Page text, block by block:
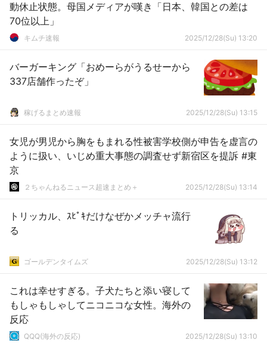
動休止状態。母国メディアが嘆き「日本、韓国との差は
70位以上」
キムチ速報 2025/12/28(Su) 13:20
バーガーキング「おめーらがうるせーから
337店舗作ったぞ」
稼げるまとめ速報 2025/12/28(Su) 13:15
女児が男児から胸をもまれる性被害学校側が申告を虚言の
ように扱い、いじめ重大事態の調査せず新宿区を提訴 #東
京
２ちゃんねるニュース超速まとめ＋ 2025/12/28(Su) 13:14
トリッカル、ｽﾋﾟｷだけなぜかメッチャ流行
る
ゴールデンタイムズ 2025/12/28(Su) 13:12
これは幸せすぎる。子犬たちと添い寝して
もしゃもしゃしてニコニコな女性。海外の
反応
QQQ(海外の反応) 2025/12/28(Su) 13:10